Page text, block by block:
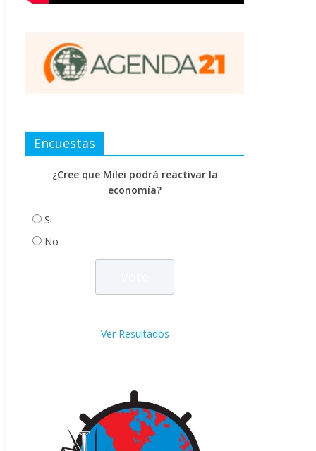
Encuestas
¿Cree que Milei podrá reactivar la
economía?
Si
No
Ver Resultados